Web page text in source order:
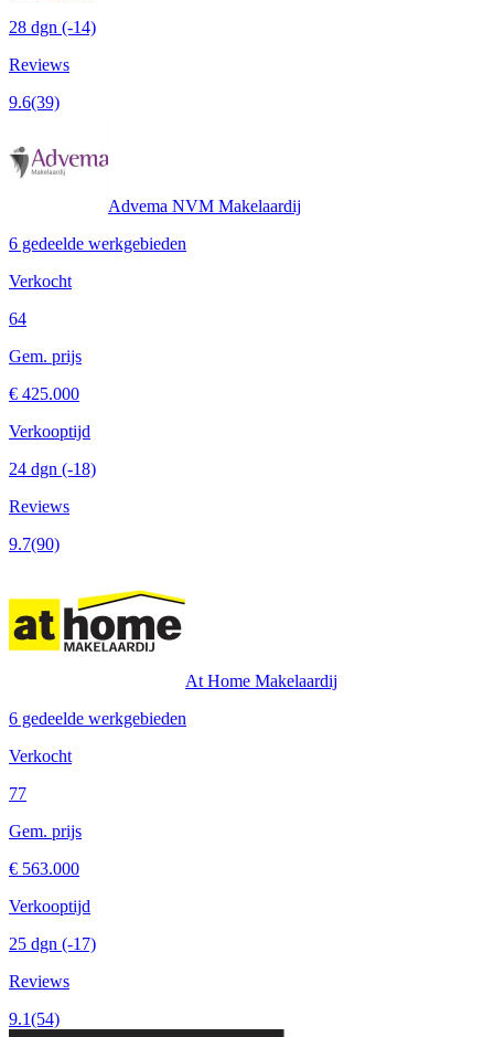
28 dgn (-14)
Reviews
9.6(39)
Advema NVM Makelaardij
6 gedeelde werkgebieden
Verkocht
64
Gem. prijs
€ 425.000
Verkooptijd
24 dgn (-18)
Reviews
9.7(90)
At Home Makelaardij
6 gedeelde werkgebieden
Verkocht
77
Gem. prijs
€ 563.000
Verkooptijd
25 dgn (-17)
Reviews
9.1(54)